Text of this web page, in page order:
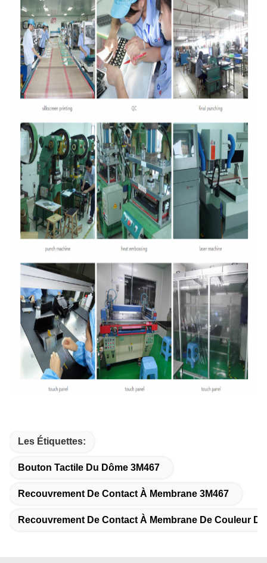
Les Étiquettes:
Bouton Tactile Du Dôme 3M467
Recouvrement De Contact À Membrane 3M467
Recouvrement De Contact À Membrane De Couleur